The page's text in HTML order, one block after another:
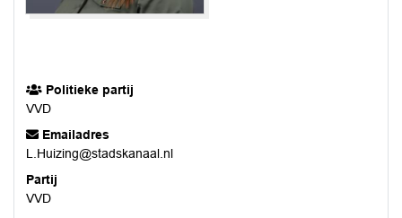
Politieke partij
VVD
Emailadres
L.Huizing@stadskanaal.nl
Partij
VVD